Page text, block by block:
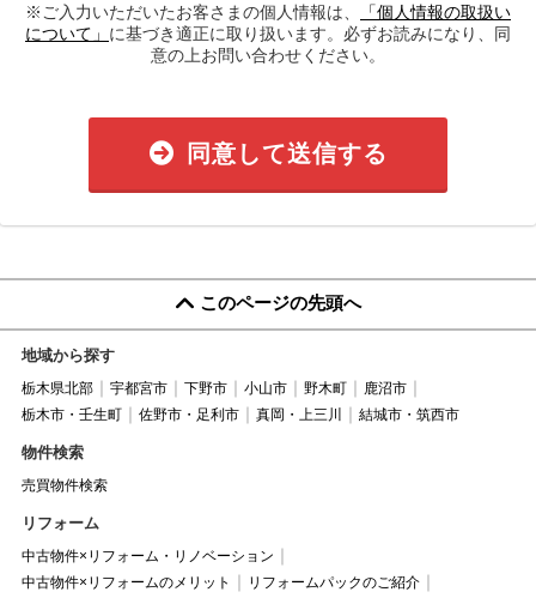
※ご入力いただいたお客さまの個人情報は、
「個人情報の取扱い
について」 に基づき適正に取り扱います。必ずお読みになり、同
意の上お問い合わせください。
同意して送信する
このページの先頭へ
地域から探す
栃木県北部 宇都宮市 下野市 小山市 野木町
鹿沼市
栃木市・壬生町
佐野市・足利市 真岡・上三川 結城市・筑西市
物件検索
売買物件検索
リフォーム
中古物件×リフォーム・リノベーション
中古物件×リフォームのメリット
リフォームパックのご紹介